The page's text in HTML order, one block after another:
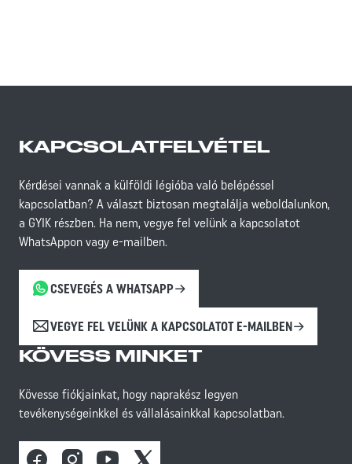
KAPCSOLATFELVÉTEL
Kérdései vannak a külföldi légióba való belépéssel
kapcsolatban? A választ biztosan megtalálja weboldalunkon,
a GYIK részben. Ha nem, vegye fel velünk a kapcsolatot
WhatsAppon vagy e-mailben.
CSEVEGÉS A WHATSAPP
VEGYE FEL VELÜNK A KAPCSOLATOT E-MAILBEN
KÖVESS MINKET
Kövesse fiókjainkat, hogy naprakész legyen
tevékenységeinkkel és vállalásainkkal kapcsolatban.